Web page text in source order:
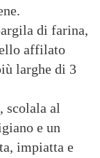
di farina,
affilato
larghe di 3
scolala al
e un
impiatta e